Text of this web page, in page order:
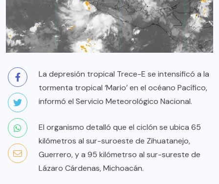
La depresión tropical Trece-E se intensificó a la
tormenta tropical ‘Mario’ en el océano Pacífico,
informó el Servicio Meteorológico Nacional.
El organismo detalló que el ciclón se ubica 65
kilómetros al sur-suroeste de Zihuatanejo,
Guerrero, y a 95 kilómetrso al sur-sureste de
Lázaro Cárdenas, Michoacán.